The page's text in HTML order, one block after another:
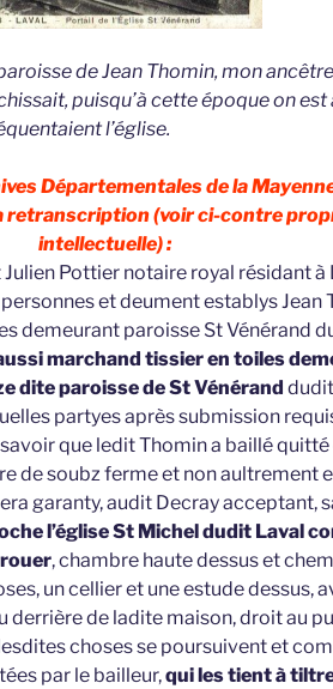
de Jean Thomin, mon
puisqu’à cette époque on est
l’église.
Départementales de la
retranscription (voir ci-contre
intellectuelle) :
Pottier notaire royal résidant à
et deument establys Jean
demeurant paroisse St Vénérand
marchand tissier en toiles
dite paroisse de St Vénérand
partyes après submission
que ledit Thomin a baillé
de soubz ferme et non aultrement
garanty, audit Decray acceptant,
l’église St Michel dudit Laval
, chambre haute dessus et
un cellier et une estude dessus,
derrière de ladite maison, droit au
choses se poursuivent et
par le bailleur,qui les tient à